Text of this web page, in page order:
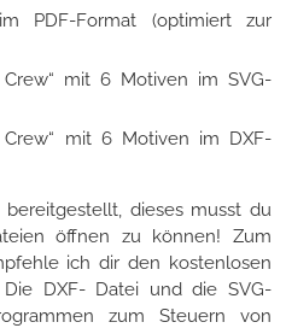
PDF-Format (optimiert zur
mit 6 Motiven im SVG-
Crew“ mit 6 Motiven im DXF-
dieses musst du
öffnen zu können! Zum
ich dir den kostenlosen
DXF- Datei und die SVG-
zum Steuern von